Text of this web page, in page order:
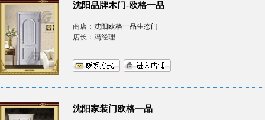
沈阳品牌木门-欧格一品
商店： 沈阳欧格一品生态门
店长：冯经理
沈阳家装门欧格一品